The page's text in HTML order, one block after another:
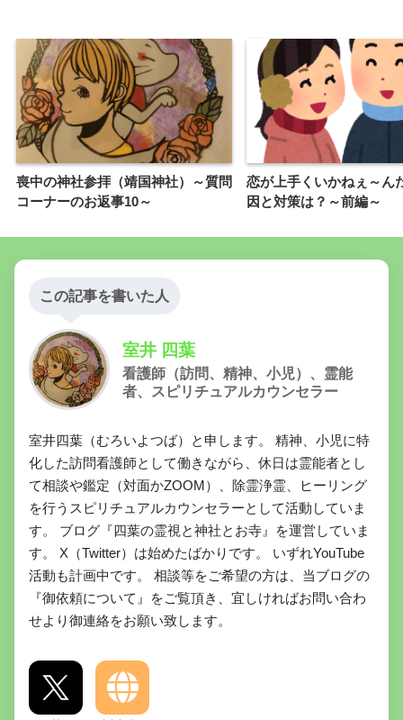
喪中の神社参拝（靖国神社）～質問
コーナーのお返事10～
恋が上手くいかねぇ～ん
因と対策は？～前編～
この記事を書いた人
室井 四葉
看護師（訪問、精神、小児）、霊能
者、スピリチュアルカウンセラー
室井四葉（むろいよつば）と申します。 精神、小児に特
化した訪問看護師として働きながら、休日は霊能者とし
て相談や鑑定（対面かZOOM）、除霊浄霊、ヒーリング
を行うスピリチュアルカウンセラーとして活動していま
す。 ブログ『四葉の霊視と神社とお寺』を運営していま
す。 X（Twitter）は始めたばかりです。 いずれYouTube
活動も計画中です。 相談等をご希望の方は、当ブログの
『御依頼について』をご覧頂き、宜しければお問い合わ
せより御連絡をお願い致します。